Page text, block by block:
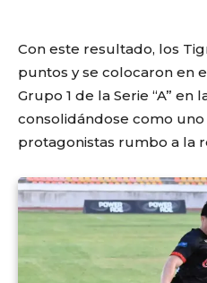
Con este resultado, los
puntos y se colocaron en
Grupo 1 de la Serie “A” en
consolidándose como
protagonistas rumbo a la